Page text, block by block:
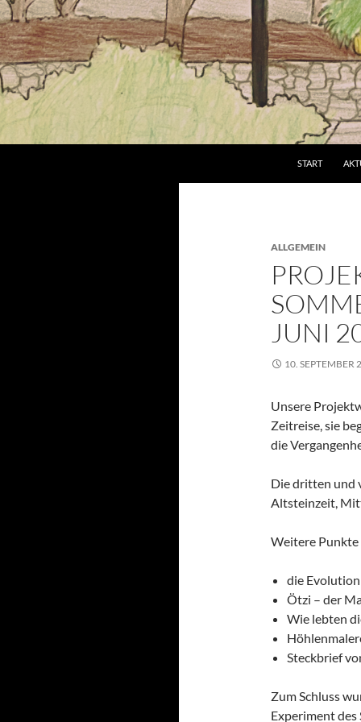
START
ALLGEMEIN
JUNI
10. SEPTEMBER
Unsere
Zeitreise, sie
die
Die dritten und
Altsteinzeit,
Weitere Punkte
die
Ötzi – der
Wie lebten
Steckbrief
Zum Schluss
Experiment des